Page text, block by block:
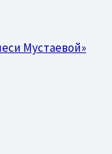
Мустаевой»